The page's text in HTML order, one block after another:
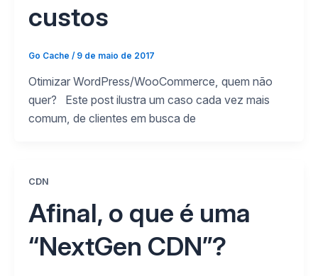
custos
Go Cache / 9 de maio de 2017
Otimizar WordPress/WooCommerce, quem não
quer? Este post ilustra um caso cada vez mais
comum, de clientes em busca de
CDN
Afinal, o que é uma
“NextGen CDN”?